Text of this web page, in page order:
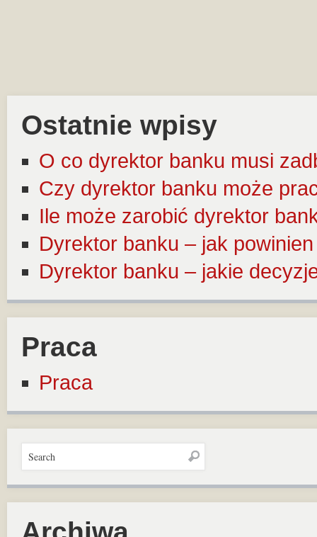
Ostatnie wpisy
O co dyrektor banku musi
Czy dyrektor banku może
Ile może zarobić dyrektor
Dyrektor banku – jak
Dyrektor banku – jakie
Praca
Praca